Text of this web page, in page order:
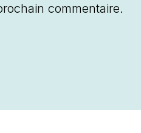
commentaire.